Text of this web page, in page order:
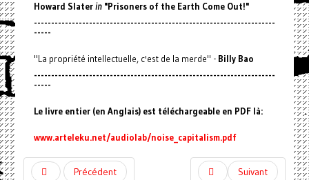
Howard Slaterin"Prisoners of the Earth Come Out!"
----------------------------------------------------------------------
-----
"La propriété intellectuelle, c'est de la merde" - Billy Bao
----------------------------------------------------------------------
-----
Le livre entier (en Anglais) est téléchargeable en PDF là:
www.arteleku.net/audiolab/noise_capitalism.pdf
Précédent Suivant